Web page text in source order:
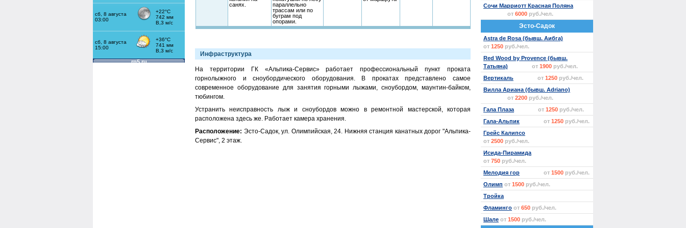
санях.
параллельно
трассам или по
буграм под
опорами.
Инфраструктура
На территории ГК «Альпика-Сервис» работает профессиональный пункт проката
горнолыжного и сноубордического оборудования. В прокатах представлено самое
современное оборудование для занятия горными лыжами, сноубордом, маунтин-байком,
тюбингом.
Устранить неисправность лыж и сноубордов можно в ремонтной мастерской, которая
расположена здесь же. Работает камера хранения.
Расположение: Эсто-Садок, ул. Олимпийская, 24. Нижняя станция канатных дорог "Альпика-
Сервис", 2 этаж.
Сочи Марриотт Красная Поляна
от 6000 руб./чел.
Эсто-Садок
Astra de Rosa (бывш. Аибга)
от 1250 руб./чел.
Red Wood by Provence (бывш.
Татьяна)
от 1900 руб./чел.
Вертикаль
от 1250 руб./чел.
Вилла Ариана (бывш. Adriano)
от 2200 руб./чел.
Гала Плаза
от 1250 руб./чел.
Гала-Альпик
от 1250 руб./чел.
Грейс Калипсо
от 2500 руб./чел.
Исида-Пирамида
от 750 руб./чел.
Мелодия гор
от 1500 руб./чел.
Олимп от 1500 руб./чел.
Тройка
Фламинго от 650 руб./чел.
Шале от 1500 руб./чел.